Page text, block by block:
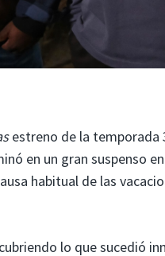
estreno de la temporada
en un gran suspenso en
habitual de las
lo que sucedió